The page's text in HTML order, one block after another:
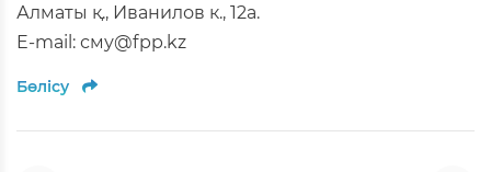
Алматы қ., Иванилов к., 12а.
E-mail: сму@fpp.kz
Бөлісу